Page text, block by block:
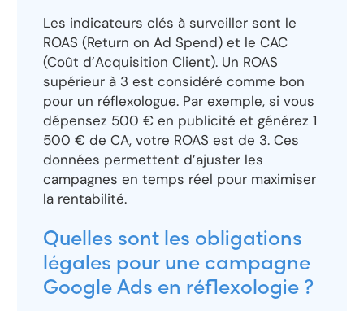
Les indicateurs clés à surveiller sont le
ROAS (Return on Ad Spend) et le CAC
(Coût d’Acquisition Client). Un ROAS
supérieur à 3 est considéré comme bon
pour un réflexologue. Par exemple, si vous
dépensez 500 € en publicité et générez 1
500 € de CA, votre ROAS est de 3. Ces
données permettent d’ajuster les
campagnes en temps réel pour maximiser
la rentabilité.
Quelles sont les obligations
légales pour une campagne
Google Ads en réflexologie ?